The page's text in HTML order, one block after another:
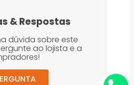
&Respostas
dúvida sobre este
ao lojista e a